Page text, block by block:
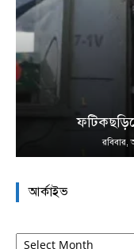
আর্কাইভ
আর্কাইভ